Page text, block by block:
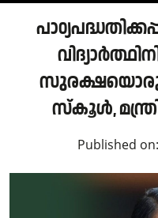
സ്കൂൾ,
Published on: